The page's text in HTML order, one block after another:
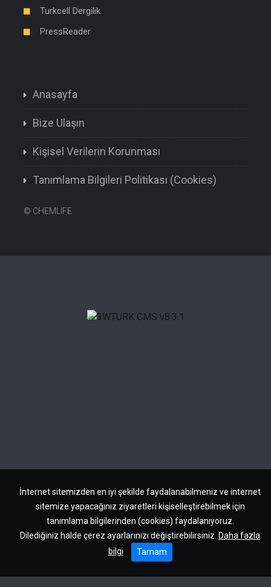
İnternet sitemizden en iyi şekilde faydalanabilmeniz ve internet
sitemize yapacağınız ziyaretleri kişiselleştirebilmek için
tanımlama bilgilerinden (cookies) faydalanıyoruz.
Dilediğiniz halde çerez ayarlarınızı değiştirebilirsiniz. Daha fazla
bilgi
Tamam
Turkcell Dergilik
PressReader
Anasayfa
Bize Ulaşın
Kişisel Verilerin Korunması
Tanımlama Bilgileri Politikası (Cookies)
© CHEMLIFE